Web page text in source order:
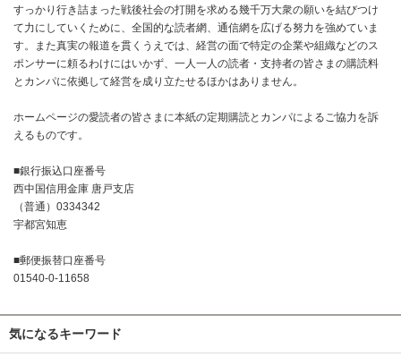
すっかり行き詰まった戦後社会の打開を求める幾千万大衆の願いを結びつけ
て力にしていくために、全国的な読者網、通信網を広げる努力を強めていま
す。また真実の報道を貫くうえでは、経営の面で特定の企業や組織などのス
ポンサーに頼るわけにはいかず、一人一人の読者・支持者の皆さまの購読料
とカンパに依拠して経営を成り立たせるほかはありません。
ホームページの愛読者の皆さまに本紙の定期購読とカンパによるご協力を訴
えるものです。
■銀行振込口座番号
西中国信用金庫 唐戸支店
（普通）0334342
宇都宮知恵
■郵便振替口座番号
01540-0-11658
気になるキーワード